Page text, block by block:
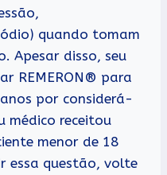
quando tomam
Apesar disso, seu
REMERON® para
por considerá-
médico receitou
menor de 18
essa questão, volte